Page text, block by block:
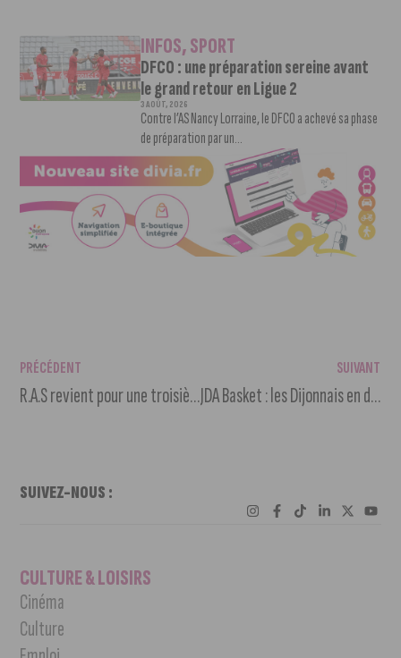
INFOS,SPORT
DFCO : une préparation sereine avant
le grand retour en Ligue 2
3 AOÛT, 2026
Contre l’AS Nancy Lorraine, le DFCO a achevé sa phase
de préparation par un...
PRÉCÉDENT
R.A.S revient pour une troisième édition qui promet de longs fous rires
SUIVANT
JDA Basket : les Dijonnais en déplacement au Mans
SUIVEZ-NOUS :
CULTURE & LOISIRS
Cinéma
Culture